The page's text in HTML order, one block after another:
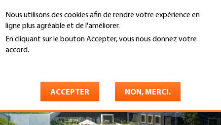
Nous utilisons des cookies afin de rendre votre expérience en
ligne plus agréable et de l'améliorer.
En cliquant sur le bouton Accepter, vous nous donnez votre
accord.
ACCEPTER NON, MERCI.
au
contenu
principal
Recherche